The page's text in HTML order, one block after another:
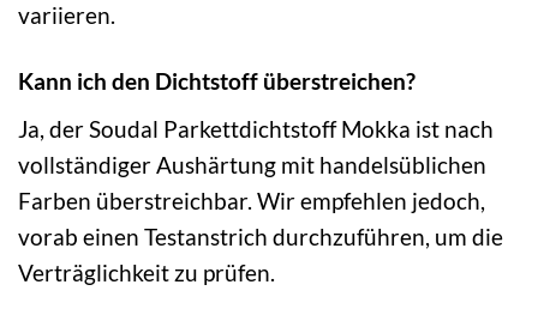
variieren.
Kann ich den Dichtstoff überstreichen?
Ja, der Soudal Parkettdichtstoff Mokka ist nach
vollständiger Aushärtung mit handelsüblichen
Farben überstreichbar. Wir empfehlen jedoch,
vorab einen Testanstrich durchzuführen, um die
Verträglichkeit zu prüfen.